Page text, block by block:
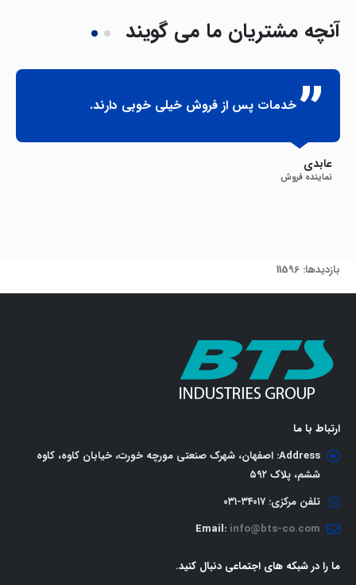
آنچه مشتریان ما می گویند
خدمات پس از فروش خیلی خوبی دارند.
عابدی
نماینده فروش
بازدیدها: 11596
ارتباط با ما
Address: اصفهان، شهرک صنعتی مورچه خورت، خیابان کاوه، کاوه
ششم، پلاک ٥٩٢
تلفن مرکزی: ٣٤٠١٧-٠٣١
Email: info@bts-co.com
ما را در شبکه های اجتماعی دنبال کنید.